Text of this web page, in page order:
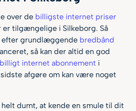
over de billigste internet priser
er tilgængelige i Silkeborg. Så
efter grundlæggende bredbånd
så kan der altid en god
billigt internet abonnement i
afgøre om kan være noget
dumt, at kende en smule til dit